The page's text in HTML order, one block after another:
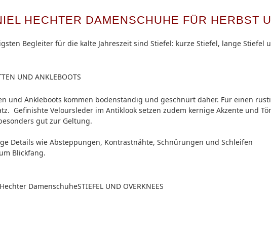
HECHTER DAMENSCHUHE FÜR HERBST
Begleiter für die kalte Jahreszeit sind Stiefel: kurze Stiefel, lange Stiefel
UND ANKLEBOOTS
und Ankleboots kommen bodenständig und geschnürt daher. Für einen
Gefinishte Veloursleder im Antiklook setzen zudem kernige Akzente und
gut zur Geltung.
Details wie Absteppungen, Kontrastnähte, Schnürungen und Schleifen
Blickfang.
STIEFEL UND OVERKNEES